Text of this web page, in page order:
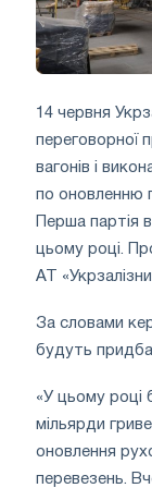
14 червня
переговорної
вагонів і
по оновленню
Перша партія
цьому році.
АТ
За словами
будуть
«У цьому році
мільярди
оновлення
перевезень.